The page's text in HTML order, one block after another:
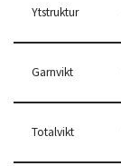
Ytstruktur
Garnvikt
Totalvikt